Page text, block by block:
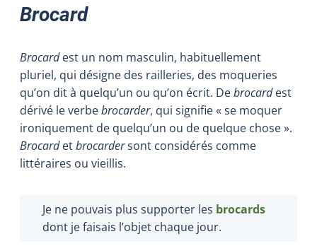
Brocard
Brocardest un nom masculin, habituellement
pluriel, qui désigne des railleries, des moqueries
qu’on dit à quelqu’un ou qu’on écrit. Debrocardest
dérivé le verbebrocarder, qui signifie « se moquer
ironiquement de quelqu’un ou de quelque chose ».
Brocardetbrocardersont considérés comme
littéraires ou vieillis.
Je ne pouvais plus supporter les brocards
dont je faisais l’objet chaque jour.